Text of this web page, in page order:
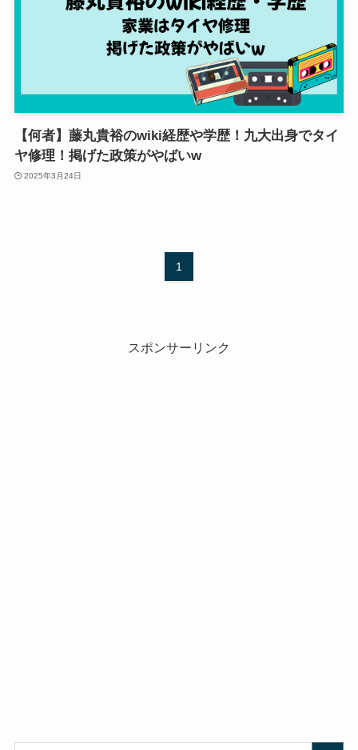
【何者】藤丸貴裕のwiki経歴や学歴！九大出身でタイ
ヤ修理！掲げた政策がやばいw
2025年3月24日
1
スポンサーリンク